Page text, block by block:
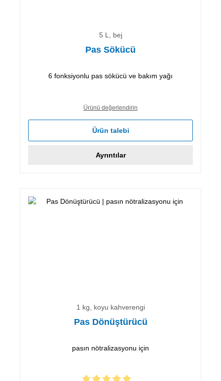
5 L, bej
Pas Sökücü
6 fonksiyonlu pas sökücü ve bakım yağı
Ürünü değerlendirin
Ürün talebi
Ayrıntılar
1 kg, koyu kahverengi
Pas Dönüştürücü
pasın nötralizasyonu için